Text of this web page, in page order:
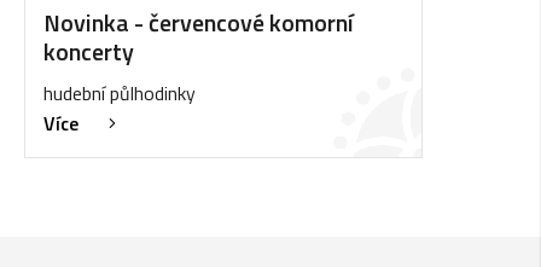
Novinka - červencové komorní
koncerty
hudební půlhodinky
Více